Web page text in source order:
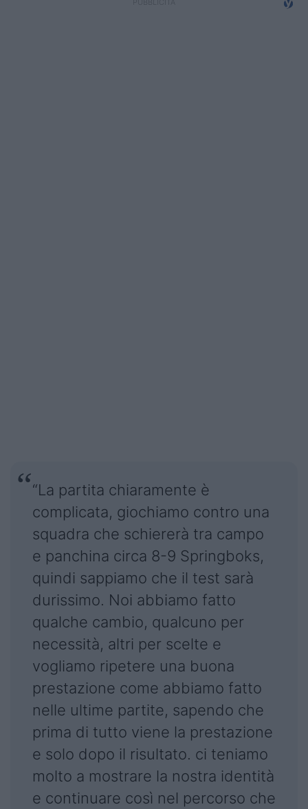
“La partita chiaramente è
complicata, giochiamo contro una
squadra che schiererà tra campo
e panchina circa 8-9 Springboks,
quindi sappiamo che il test sarà
durissimo. Noi abbiamo fatto
qualche cambio, qualcuno per
necessità, altri per scelte e
vogliamo ripetere una buona
prestazione come abbiamo fatto
nelle ultime partite, sapendo che
prima di tutto viene la prestazione
e solo dopo il risultato. ci teniamo
molto a mostrare la nostra identità
e continuare così nel percorso che